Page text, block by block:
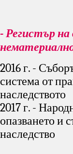
- Регистър на
2016 г. -
система от
наследството
2017 г. -
опазването и
наследство